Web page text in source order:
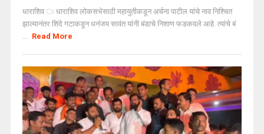
धाराशिव ः धाराशिव लोकसभेसाठी महायुतीकडून अर्चना पाटील यांचे नाव निश्चित
झाल्यानंतर शिंदे गटाकडून धनंजय सावंत यांनी बंडाचे निशाण फडकवले आहे. त्यांचे बं
... Read More